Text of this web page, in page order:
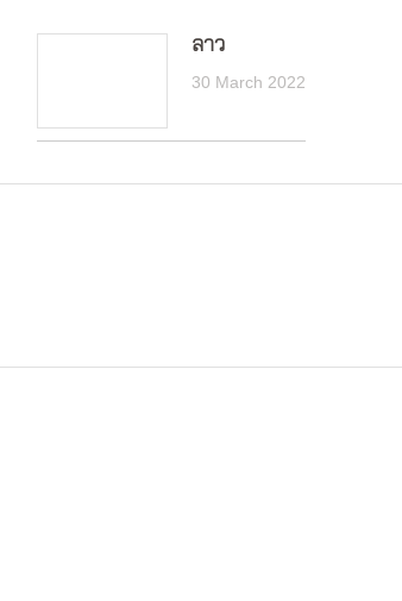
ลาว
30 March 2022